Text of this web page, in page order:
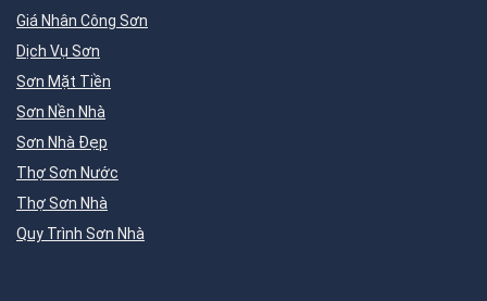
Giá Nhân Công Sơn
Dịch Vụ Sơn
Sơn Mặt Tiền
Sơn Nền Nhà
Sơn Nhà Đẹp
Thợ Sơn Nước
Thợ Sơn Nhà
Quy Trình Sơn Nhà